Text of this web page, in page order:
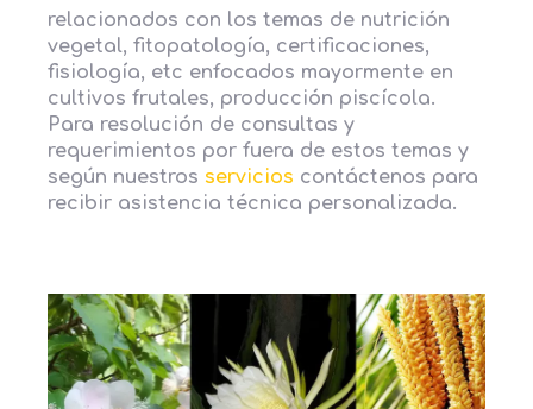
relacionados con los temas de nutrición
vegetal, fitopatología, certificaciones,
fisiología, etc enfocados mayormente en
cultivos frutales, producción piscícola.
Para resolución de consultas y
requerimientos por fuera de estos temas y
según nuestros servicios contáctenos para
recibir asistencia técnica personalizada.